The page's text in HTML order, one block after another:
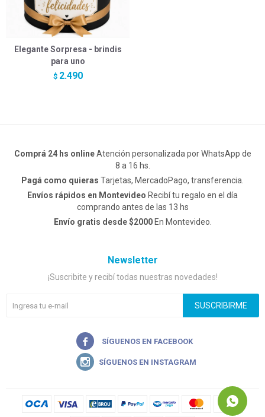
Elegante Sorpresa - brindis
para uno
$ 2.490
Comprá 24 hs onlineAtención personalizada por WhatsApp de
8 a 16 hs.
Pagá como quieras Tarjetas, MercadoPago, transferencia.
Envíos rápidos en Montevideo Recibí tu regalo en el día
comprando antes de las 13 hs
Envío gratis desde $2000En Montevideo.
Newsletter
¡Suscribite y recibí todas nuestras novedades!
SUSCRIBIRME

